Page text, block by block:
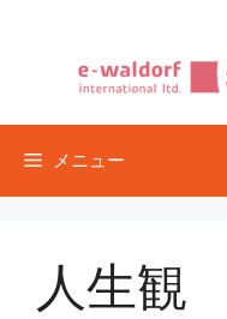
ス
メニュー
人生観